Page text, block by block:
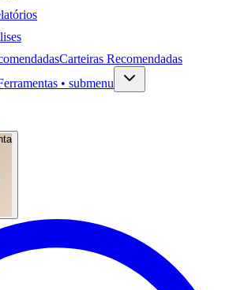
Carteiras Recomendadas
• submenu